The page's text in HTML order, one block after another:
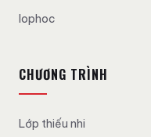
lophoc
CHƯƠNG TRÌNH
Lớp thiếu nhi